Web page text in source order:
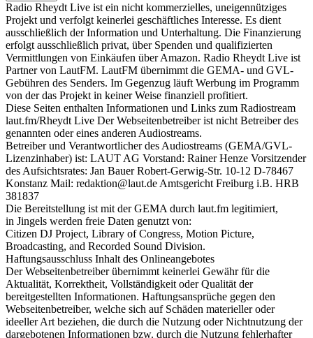
Radio Rheydt Live ist ein nicht kommerzielles, uneigennütziges
Projekt und verfolgt keinerlei geschäftliches Interesse. Es dient
ausschließlich der Information und Unterhaltung. Die Finanzierung
erfolgt ausschließlich privat, über Spenden und qualifizierten
Vermittlungen von Einkäufen über Amazon. Radio Rheydt Live ist
Partner von LautFM. LautFM übernimmt die GEMA- und GVL-
Gebühren des Senders. Im Gegenzug läuft Werbung im Programm
von der das Projekt in keiner Weise finanziell profitiert.
Diese Seiten enthalten Informationen und Links zum Radiostream
laut.fm/Rheydt Live Der Webseitenbetreiber ist nicht Betreiber des
genannten oder eines anderen Audiostreams.
Betreiber und Verantwortlicher des Audiostreams (GEMA/GVL-
Lizenzinhaber) ist: LAUT AG Vorstand: Rainer Henze Vorsitzender
des Aufsichtsrates: Jan Bauer Robert-Gerwig-Str. 10-12 D-78467
Konstanz Mail: redaktion@laut.de Amtsgericht Freiburg i.B. HRB
381837
Die Bereitstellung ist mit der GEMA durch laut.fm legitimiert,
in Jingels werden freie Daten genutzt von:
Citizen DJ Project, Library of Congress, Motion Picture,
Broadcasting, and Recorded Sound Division.
Haftungsausschluss Inhalt des Onlineangebotes
Der Webseitenbetreiber übernimmt keinerlei Gewähr für die
Aktualität, Korrektheit, Vollständigkeit oder Qualität der
bereitgestellten Informationen. Haftungsansprüche gegen den
Webseitenbetreiber, welche sich auf Schäden materieller oder
ideeller Art beziehen, die durch die Nutzung oder Nichtnutzung der
dargebotenen Informationen bzw. durch die Nutzung fehlerhafter